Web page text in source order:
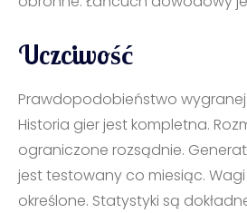
Uczciwość
Prawdopodobieństwo wygranej
Historia gier jest kompletna.
ograniczone rozsądnie.
jest testowany co miesiąc.
określone. Statystyki są